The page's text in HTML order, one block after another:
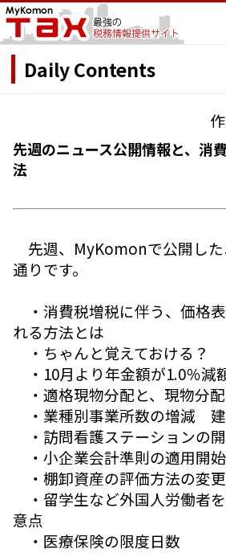
Daily Contents
先週のニュース公開情報と、消
法
先週、MyKomonで公開した
通りです。
・消費税増税に伴う、価格
れる方法とは
・ちゃんと覚えておける？
・10月より年金額が1.0％減
・適格現物分配と、現物分
・業種別事業所数の増減
・訪問看護ステーションの
・小企業会計準則の適用開
・棚卸資産の評価方法の変
・留学生など外国人労働者
意点
・医療保険の限度日数